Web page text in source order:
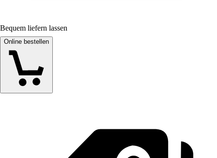
Bequem liefern lassen
Online bestellen